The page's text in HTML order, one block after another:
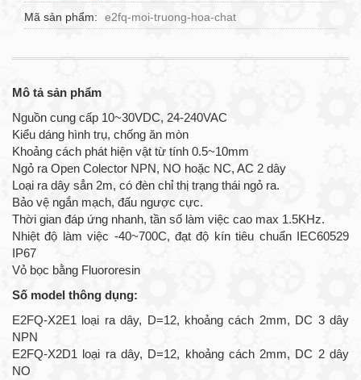
Mã sản phẩm e2fq-moi-truong-hoa-chat
Mô tả sản phẩm
Nguồn cung cấp 10~30VDC, 24-240VAC
Kiểu dáng hình trụ, chống ăn mòn
Khoảng cách phát hiện vật từ tính 0.5~10mm
Ngỏ ra Open Colector NPN, NO hoặc NC, AC 2 dây
Loại ra dây sẳn 2m, có đèn chỉ thị trạng thái ngỏ ra.
Bảo vệ ngắn mạch, đấu ngược cực.
Thời gian đáp ứng nhanh, tần số làm việc cao max 1.5KHz.
Nhiệt độ làm việc -40~700C, đạt độ kín tiêu chuẩn IEC60529
IP67
Vỏ bọc bằng Fluororesin
Số model thông dụng:
E2FQ-X2E1 loại ra dây, D=12, khoảng cách 2mm, DC 3 dây
NPN
E2FQ-X2D1 loại ra dây, D=12, khoảng cách 2mm, DC 2 dây
NO